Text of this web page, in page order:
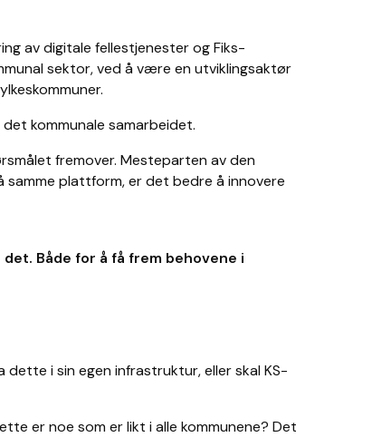
av digitale fellestjenester og Fiks-
sektor, ved å være en utviklingsaktør
kommunale samarbeidet.
fremover. Mesteparten av den
samme plattform, er det bedre å innovere
Både for å få frem behovene i
i sin egen infrastruktur, eller skal KS-
er noe som er likt i alle kommunene? Det